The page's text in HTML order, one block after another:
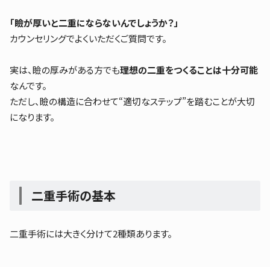
「瞼が厚いと二重にならないんでしょうか？」
カウンセリングでよくいただくご質問です。
実は、瞼の厚みがある方でも理想の二重をつくることは十分可能
なんです。
ただし、瞼の構造に合わせて“適切なステップ”を踏むことが大切
になります。
二重手術の基本
二重手術には大きく分けて2種類あります。